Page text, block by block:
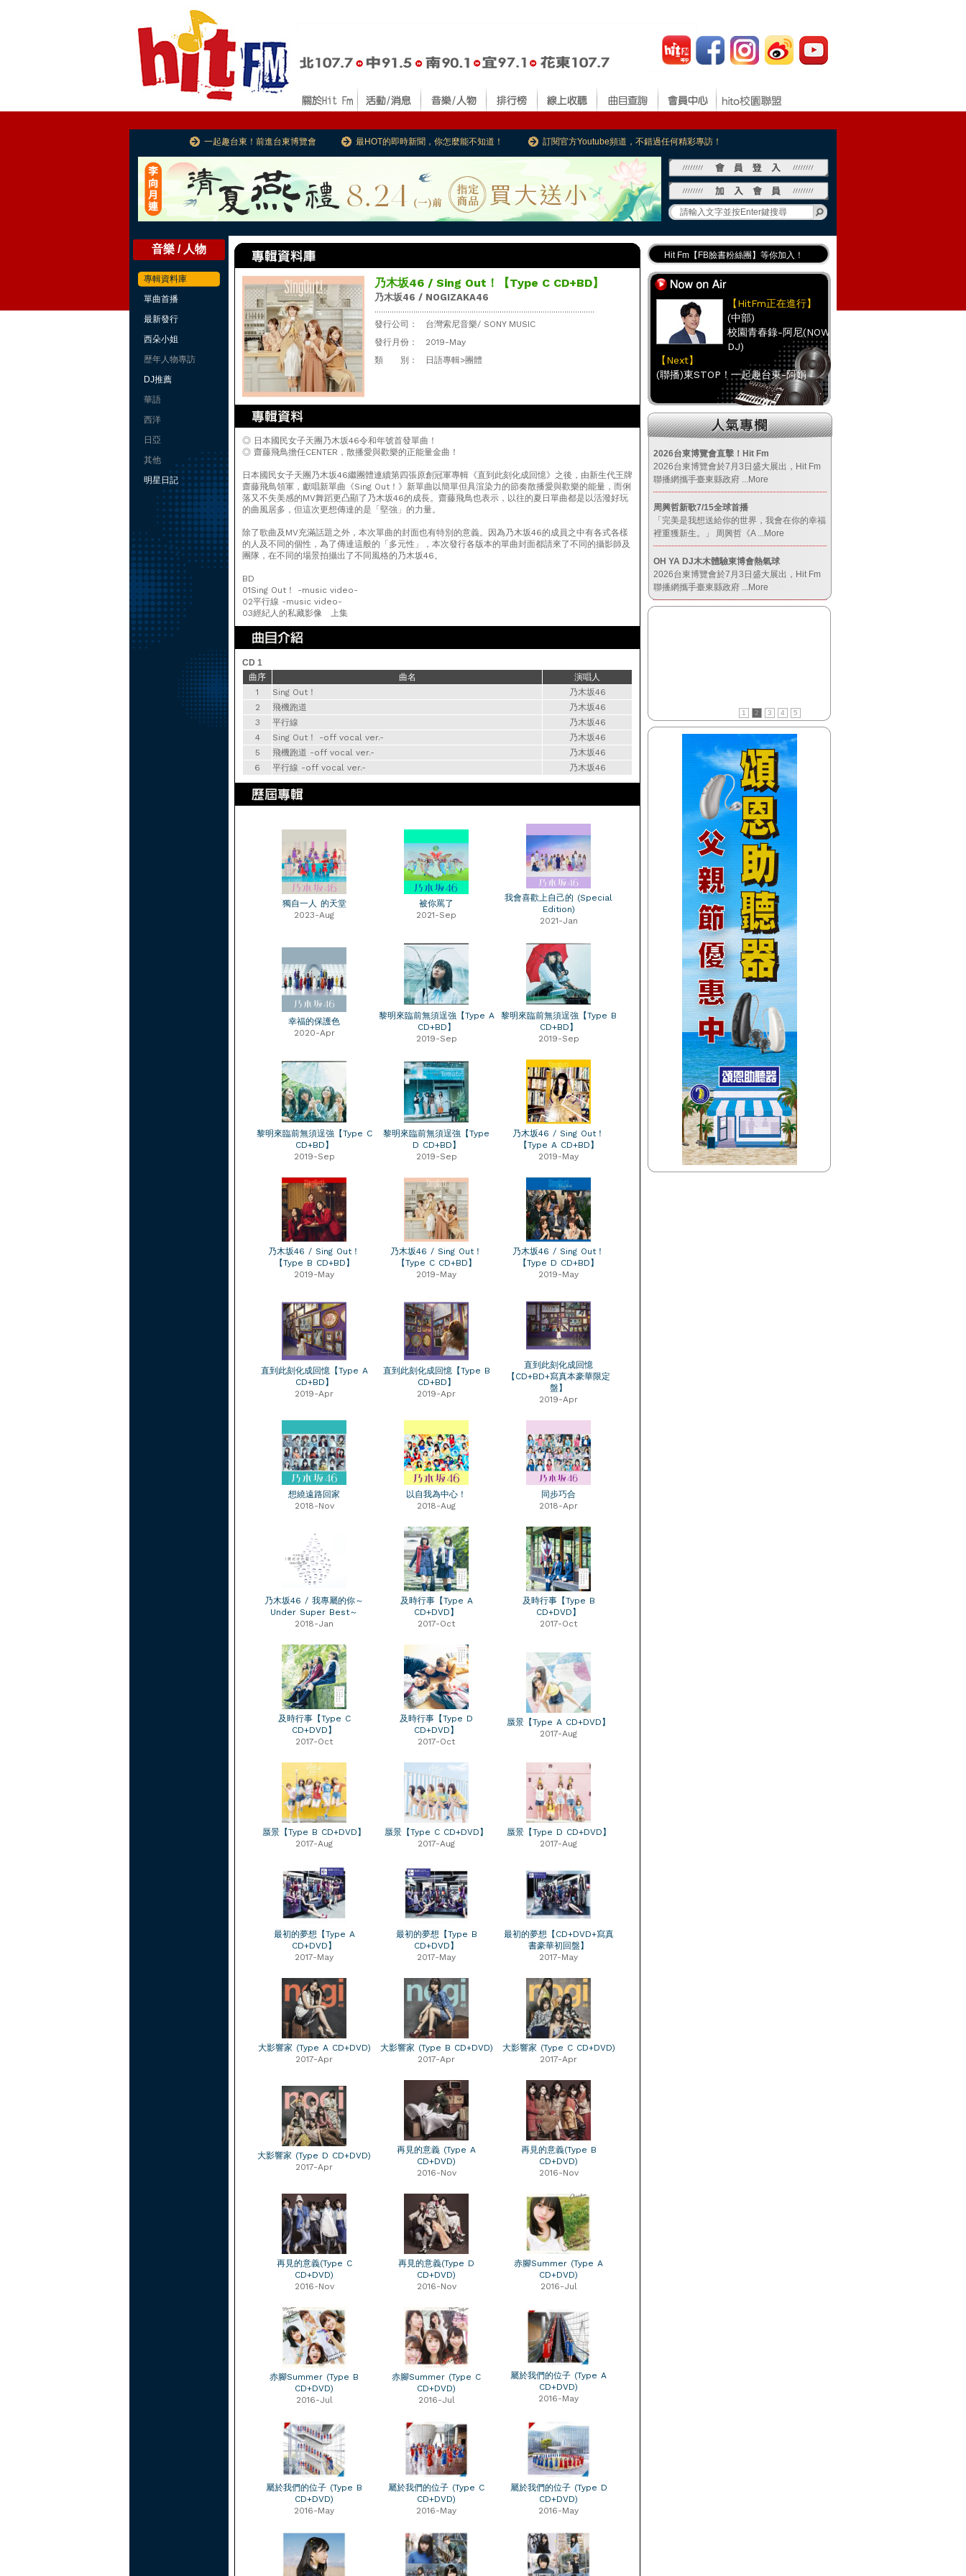
一起趣台東！前進台東博覽會 最HOT的即時新聞，你怎麼能不知道！ 訂閱官方Youtube頻道，不錯過任何精彩專訪！
音樂 / 人物
專輯資料庫
單曲首播
最新發行
西朵小姐
歷年人物專訪
DJ推薦
華語
西洋
日亞
其他
明星日記
乃木坂46 / Sing Out！【Type C CD+BD】
乃木坂46 / NOGIZAKA46
......................................................................................................
發行公司：
台灣索尼音樂/ SONY MUSIC
發行月份：
2019-May
類 別：
日語專輯>團體
◎ 日本國民女子天團乃木坂46令和年號首發單曲！
◎ 齋藤飛鳥擔任CENTER，散播愛與歡樂的正能量金曲！
日本國民女子天團乃木坂46繼團體連續第四張原創冠軍專輯《直到此刻化成回憶》之後，由新生代王牌
齋藤飛鳥領軍，獻唱新單曲《Sing Out！》新單曲以簡單但具渲染力的節奏散播愛與歡樂的能量，而俐
落又不失美感的MV舞蹈更凸顯了乃木坂46的成長。齋藤飛鳥也表示，以往的夏日單曲都是以活潑好玩
的曲風居多，但這次更想傳達的是「堅強」的力量。
除了歌曲及MV充滿話題之外，本次單曲的封面也有特別的意義。因為乃木坂46的成員之中有各式各樣
的人及不同的個性，為了傳達這般的「多元性」，本次發行各版本的單曲封面都請來了不同的攝影師及
團隊，在不同的場景拍攝出了不同風格的乃木坂46。
BD
01Sing Out！ -music video-
02平行線 -music video-
03經紀人的私藏影像 上集
CD 1
曲序
曲名
演唱人
1
Sing Out！
乃木坂46
2
飛機跑道
乃木坂46
3
平行線
乃木坂46
4
Sing Out！ -off vocal ver.-
乃木坂46
5
飛機跑道 -off vocal ver.-
乃木坂46
6
平行線 -off vocal ver.- 乃木坂46
獨自一人 的天堂
2023-Aug
被你罵了
2021-Sep
我會喜歡上自己的 (Special
Edition)
2021-Jan
幸福的保護色
2020-Apr
黎明來臨前無須逞強【Type A
CD+BD】
2019-Sep
黎明來臨前無須逞強【Type B
CD+BD】
2019-Sep
黎明來臨前無須逞強【Type C
CD+BD】
2019-Sep
黎明來臨前無須逞強【Type
D CD+BD】
2019-Sep
乃木坂46 / Sing Out！
【Type A CD+BD】
2019-May
乃木坂46 / Sing Out！
【Type B CD+BD】
2019-May
乃木坂46 / Sing Out！
【Type C CD+BD】
2019-May
乃木坂46 / Sing Out！
【Type D CD+BD】
2019-May
直到此刻化成回憶【Type A
CD+BD】
2019-Apr
直到此刻化成回憶【Type B
CD+BD】
2019-Apr
直到此刻化成回憶
【CD+BD+寫真本豪華限定
盤】
2019-Apr
想繞遠路回家
2018-Nov
以自我為中心！
2018-Aug
同步巧合
2018-Apr
乃木坂46 / 我專屬的你～
Under Super Best～
2018-Jan
及時行事【Type A
CD+DVD】
2017-Oct
及時行事【Type B
CD+DVD】
2017-Oct
及時行事【Type C
CD+DVD】
2017-Oct
及時行事【Type D
CD+DVD】
2017-Oct
蜃景【Type A CD+DVD】
2017-Aug
蜃景【Type B CD+DVD】
2017-Aug
蜃景【Type C CD+DVD】
2017-Aug
蜃景【Type D CD+DVD】
2017-Aug
最初的夢想【Type A
CD+DVD】
2017-May
最初的夢想【Type B
CD+DVD】
2017-May
最初的夢想【CD+DVD+寫真
書豪華初回盤】
2017-May
大影響家 (Type A CD+DVD)
2017-Apr
大影響家 (Type B CD+DVD)
2017-Apr
大影響家 (Type C CD+DVD)
2017-Apr
大影響家 (Type D CD+DVD)
2017-Apr
再見的意義 (Type A
CD+DVD)
2016-Nov
再見的意義(Type B
CD+DVD)
2016-Nov
再見的意義(Type C
CD+DVD)
2016-Nov
再見的意義(Type D
CD+DVD)
2016-Nov
赤腳Summer (Type A
CD+DVD)
2016-Jul
赤腳Summer (Type B
CD+DVD)
2016-Jul
赤腳Summer (Type C
CD+DVD)
2016-Jul
屬於我們的位子 (Type A
CD+DVD)
2016-May
屬於我們的位子 (Type B
CD+DVD)
2016-May
屬於我們的位子 (Type C
CD+DVD)
2016-May
屬於我們的位子 (Type D
CD+DVD)
2016-May
Hit Fm【FB臉書粉絲團】等你加入！
最專業《DJ推薦》好音樂千萬別錯過！
好康報報 最新優惠訊息都在這！
Hit Fm的【IG】新鮮又好玩快加入！
【HitFm正在進行】
(中部)
校園青春錄-阿尼(NOW
DJ)
【Next】
(聯播)東STOP！一起趣台東-阿娟
【HitFm正在進行】
(南部)
HITO FUN 輕鬆-韋恩
【Next】
(聯播)東STOP！一起趣台東-阿娟
【HitFm正在進行】
(宜蘭)
嗑音樂
【Next】
(聯播)東STOP！一起趣台東-阿娟
(聯播)東STOP！一起趣台東-阿娟
【HitFm正在進行】
(北部)
嗑音樂-Austin
【Next】
(聯播)東STOP！一起趣台東-阿娟
2026台東博覽會直擊！Hit Fm
2026台東博覽會於7月3日盛大展出，Hit Fm
聯播網攜手臺東縣政府 ...More
周興哲新歌7/15全球首播
「完美是我想送給你的世界，我會在你的幸福
裡重獲新生。」 周興哲《A ...More
OH YA DJ木木體驗東博會熱氣球
2026台東博覽會於7月3日盛大展出，Hit Fm
聯播網攜手臺東縣政府 ...More
1 2 3 4 5